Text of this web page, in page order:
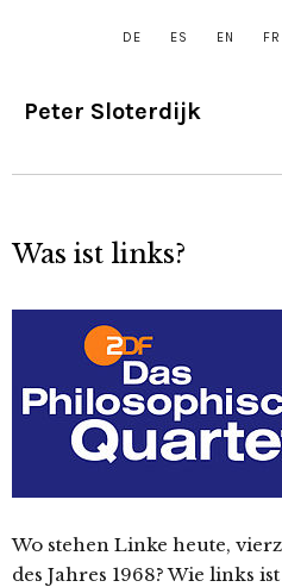
DE ES EN FR
Peter Sloterdijk
Was ist links?
Wo stehen Linke heute,
des Jahres 1968? Wie links